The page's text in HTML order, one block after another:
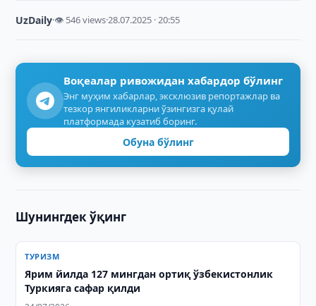
UzDaily·👁 546 views·28.07.2025 · 20:55
Воқеалар ривожидан хабардор бўлинг
Энг муҳим хабарлар, эксклюзив репортажлар ва
тезкор янгиликларни ўзингизга қулай
платформада кузатиб боринг.
Обуна бўлинг
Шунингдек ўқинг
ТУРИЗМ
Ярим йилда 127 мингдан ортиқ ўзбекистонлик
Туркияга сафар қилди